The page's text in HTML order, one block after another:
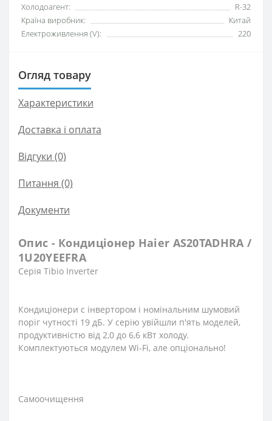
Xолодоагент:
R-32
Країна виробник:
Китай
Електроживлення (V):
220
Огляд товару
Характеристики
Доставка і оплата
Відгуки (0)
Питання (0)
Документи
Опис - Кондиціонер Haier AS20TADHRA /
1U20YEEFRA
Серія Tibio Inverter
Кондиціонери c інвертором і номінальним шумовий
поріг чутності 19 дБ. У серію увійшли п'ять моделей,
продуктивністю від 2,0 до 6,6 кВт холоду.
Комплектуються модулем Wi-Fi, але опціонально!
Самоочищення